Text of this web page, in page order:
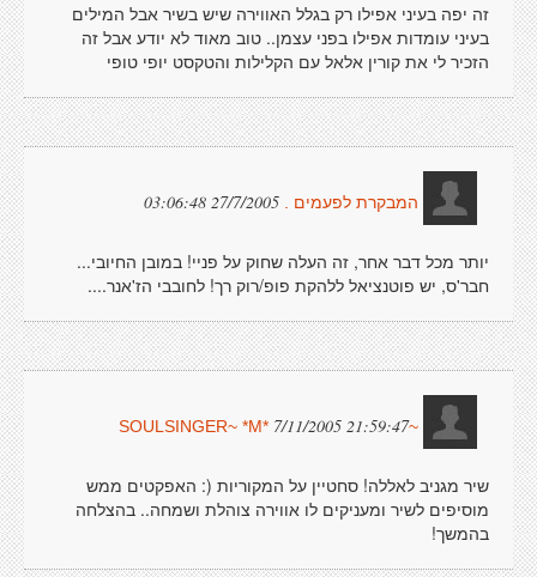
זה יפה בעיני אפילו רק בגלל האווירה שיש בשיר אבל המילים
בעיני עומדות אפילו בפני עצמן.. טוב מאוד לא יודע אבל זה
הזכיר לי את קורין אלאל עם הקלילות והטקסט יופי טופי
המבקרת לפעמים . 27/7/2005 03:06:48
יותר מכל דבר אחר, זה העלה שחוק על פניי! במובן החיובי...
חבר'ס, יש פוטנציאל ללהקת פופ/רוק רך! לחובבי הז'אנר....
~SOULSINGER~ *M*
7/11/2005 21:59:47
שיר מגניב לאללה! סחטיין על המקוריות (: האפקטים ממש
מוסיפים לשיר ומעניקים לו אווירה צוהלת ושמחה.. בהצלחה
בהמשך!